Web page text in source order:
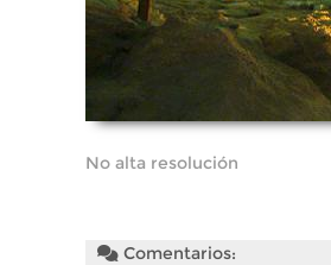
No alta resolución
Comentarios: